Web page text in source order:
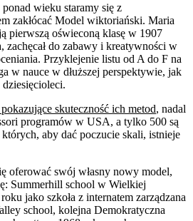
wieku staramy się z
zakłócać Model wiktoriański. Maria
pierwszą oświeconą klasę w 1907
zachęcał do zabawy i kreatywności w
Przyklejenie listu od A do F na
w nauce w dłuższej perspektywie, jak
skuteczność ich metod, nadal
programów w USA, a tylko 500 są
aby dać poczucie skali, istnieje
oferować swój własny nowy model,
Summerhill school w Wielkiej
jako szkoła z internatem zarządzana
school, kolejna Demokratyczna